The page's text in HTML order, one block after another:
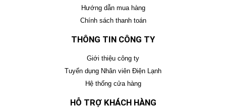
Hướng dẫn mua hàng
Chính sách thanh toán
THÔNG TIN CÔNG TY
Giới thiệu công ty
Tuyển dụng Nhân viên Điện Lạnh
Hệ thống cửa hàng
HỖ TRỢ KHÁCH HÀNG